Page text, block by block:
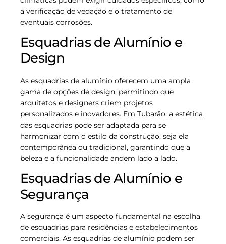
a verificação de vedação e o tratamento de
eventuais corrosões.
Esquadrias de Alumínio e
Design
As esquadrias de alumínio oferecem uma ampla
gama de opções de design, permitindo que
arquitetos e designers criem projetos
personalizados e inovadores. Em Tubarão, a estética
das esquadrias pode ser adaptada para se
harmonizar com o estilo da construção, seja ela
contemporânea ou tradicional, garantindo que a
beleza e a funcionalidade andem lado a lado.
Esquadrias de Alumínio e
Segurança
A segurança é um aspecto fundamental na escolha
de esquadrias para residências e estabelecimentos
comerciais. As esquadrias de alumínio podem ser